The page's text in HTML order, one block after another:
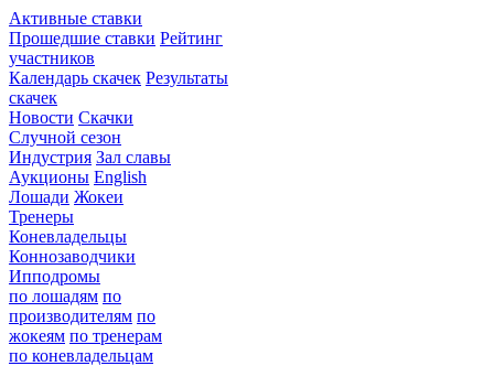
Активные ставки
Прошедшие ставки Рейтинг
участников
Календарь скачек Результаты
скачек
Новости Скачки
Случной сезон
Индустрия Зал славы
Аукционы English
Лошади Жокеи
Тренеры
Коневладельцы
Коннозаводчики
Ипподромы
по лошадям по
производителям по
жокеям по тренерам
по коневладельцам